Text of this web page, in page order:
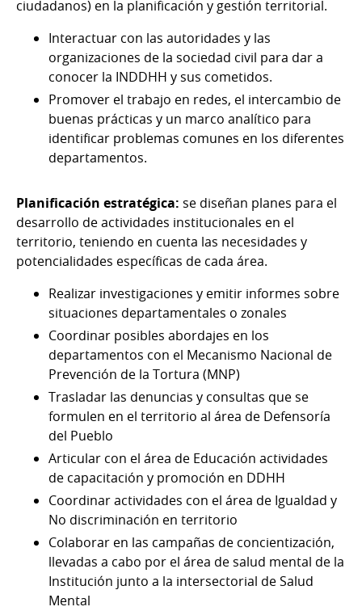
ciudadanos) en la planificación y gestión territorial.
Interactuar con las autoridades y las
organizaciones de la sociedad civil para dar a
conocer la INDDHH y sus cometidos.
Promover el trabajo en redes, el intercambio de
buenas prácticas y un marco analítico para
identificar problemas comunes en los diferentes
departamentos.
Planificación estratégica: se diseñan planes para el
desarrollo de actividades institucionales en el
territorio, teniendo en cuenta las necesidades y
potencialidades específicas de cada área.
Realizar investigaciones y emitir informes sobre
situaciones departamentales o zonales
Coordinar posibles abordajes en los
departamentos con el Mecanismo Nacional de
Prevención de la Tortura (MNP)
Trasladar las denuncias y consultas que se
formulen en el territorio al área de Defensoría
del Pueblo
Articular con el área de Educación actividades
de capacitación y promoción en DDHH
Coordinar actividades con el área de Igualdad y
No discriminación en territorio
Colaborar en las campañas de concientización,
llevadas a cabo por el área de salud mental de la
Institución junto a la intersectorial de Salud
Mental